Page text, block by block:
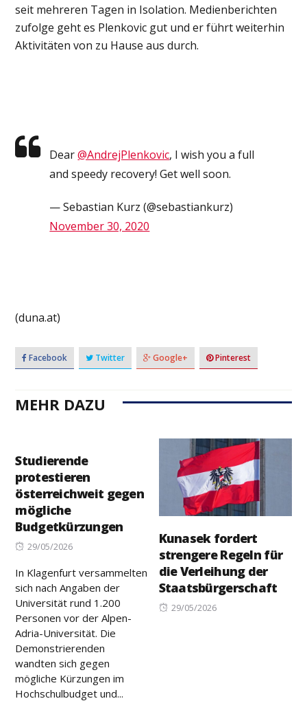
seit mehreren Tagen in Isolation. Medienberichten
zufolge geht es Plenkovic gut und er führt weiterhin
Aktivitäten von zu Hause aus durch.
Dear@AndrejPlenkovic, I wish you a full
and speedy recovery! Get well soon.
— Sebastian Kurz (@sebastiankurz)
November 30, 2020
(duna.at)
Facebook Twitter Google+ Pinterest
MEHR DAZU
Studierende
protestieren
österreichweit gegen
mögliche
Budgetkürzungen
Posted
29/05/2026
In Klagenfurt versammelten
sich nach Angaben der
Universität rund 1.200
Personen vor der Alpen-
Adria-Universität. Die
Demonstrierenden
wandten sich gegen
mögliche Kürzungen im
Hochschulbudget und...
Kunasek fordert
strengere Regeln für
die Verleihung der
Staatsbürgerschaft
Posted
29/05/2026